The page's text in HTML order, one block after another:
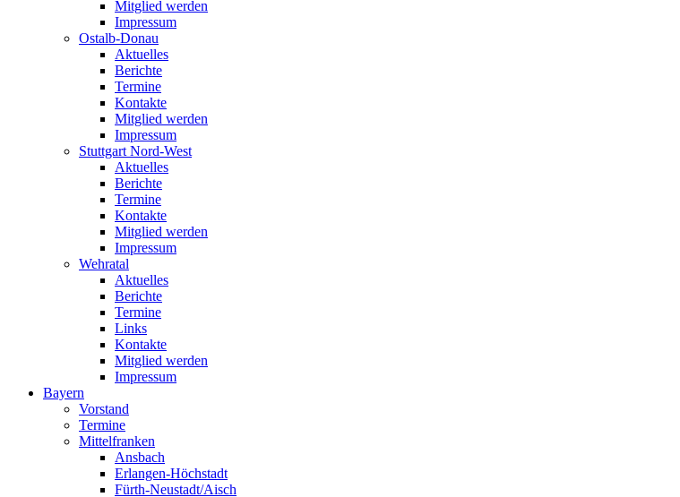
Mitglied werden
Impressum
Ostalb-Donau
Aktuelles
Berichte
Termine
Kontakte
Mitglied werden
Impressum
Stuttgart Nord-West
Aktuelles
Berichte
Termine
Kontakte
Mitglied werden
Impressum
Wehratal
Aktuelles
Berichte
Termine
Links
Kontakte
Mitglied werden
Impressum
Bayern
Vorstand
Termine
Mittelfranken
Ansbach
Erlangen-Höchstadt
Fürth-Neustadt/Aisch